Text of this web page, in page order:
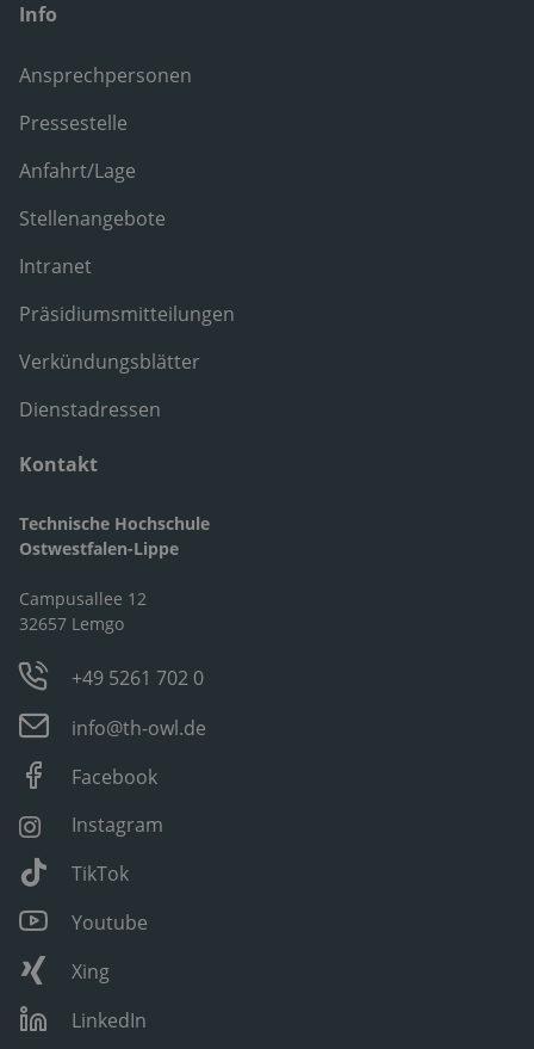
Info
Ansprechpersonen
Pressestelle
Anfahrt/Lage
Stellenangebote
Intranet
Präsidiumsmitteilungen
Verkündungsblätter
Dienstadressen
Kontakt
Technische Hochschule
Ostwestfalen-Lippe
Campusallee 12
32657 Lemgo
+49 5261 702 0
info@th-owl.de
Facebook
Instagram
TikTok
Youtube
Xing
LinkedIn